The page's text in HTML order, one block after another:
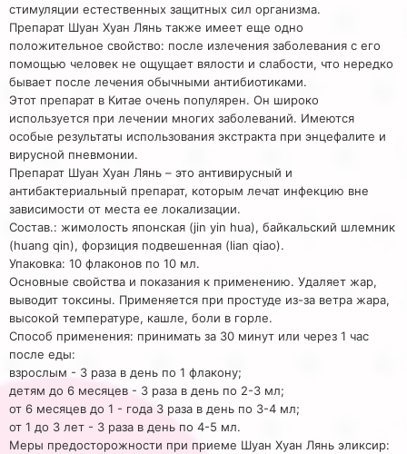
стимуляции естественных защитных сил организма.
Препарат Шуан Хуан Лянь также имеет еще одно
положительное свойство: после излечения заболевания с его
помощью человек не ощущает вялости и слабости, что нередко
бывает после лечения обычными антибиотиками.
Этот препарат в Китае очень популярен. Он широко
используется при лечении многих заболеваний. Имеются
особые результаты использования экстракта при энцефалите и
вирусной пневмонии.
Препарат Шуан Хуан Лянь – это антивирусный и
антибактериальный препарат, которым лечат инфекцию вне
зависимости от места ее локализации.
Состав.: жимолость японская (jin yin hua), байкальский шлемник
(huang qin), форзиция подвешенная (lian qiao).
Упаковка: 10 флаконов по 10 мл.
Основные свойства и показания к применению. Удаляет жар,
выводит токсины. Применяется при простуде из-за ветра жара,
высокой температуре, кашле, боли в горле.
Способ применения: принимать за 30 минут или через 1 час
после еды:
взрослым - 3 раза в день по 1 флакону;
детям до 6 месяцев - 3 раза в день по 2-3 мл;
от 6 месяцев до 1 - года 3 раза в день по 3-4 мл;
от 1 до 3 лет - 3 раза в день по 4-5 мл.
Меры предосторожности при приеме Шуан Хуан Лянь эликсир: